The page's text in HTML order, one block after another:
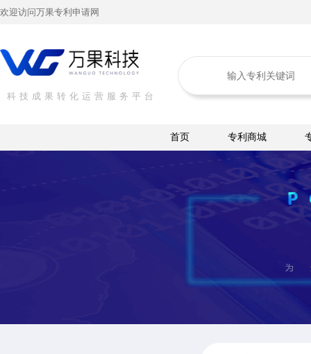
欢迎访问万果专利申请网
科技成果转化运营服务平台
首页 专利商城